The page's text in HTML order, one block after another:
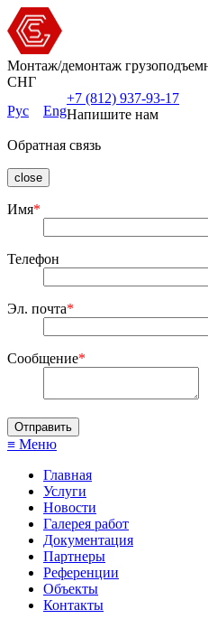
Монтаж/демонтаж
СНГ
Рус
Eng
+7 (812) 937-93-17
Напишите нам
Обратная связь
close
Имя*
Телефон
Эл. почта*
Сообщение*
≡ Меню
Главная
Услуги
Новости
Галерея работ
Документация
Партнеры
Референции
Объекты
Контакты